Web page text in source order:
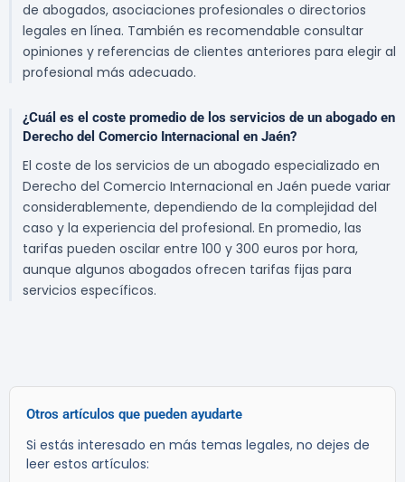
de abogados, asociaciones profesionales o directorios
legales en línea. También es recomendable consultar
opiniones y referencias de clientes anteriores para elegir al
profesional más adecuado.
¿Cuál es el coste promedio de los servicios de un abogado en
Derecho del Comercio Internacional en Jaén?
El coste de los servicios de un abogado especializado en
Derecho del Comercio Internacional en Jaén puede variar
considerablemente, dependiendo de la complejidad del
caso y la experiencia del profesional. En promedio, las
tarifas pueden oscilar entre 100 y 300 euros por hora,
aunque algunos abogados ofrecen tarifas fijas para
servicios específicos.
Otros artículos que pueden ayudarte
Si estás interesado en más temas legales, no dejes de
leer estos artículos: